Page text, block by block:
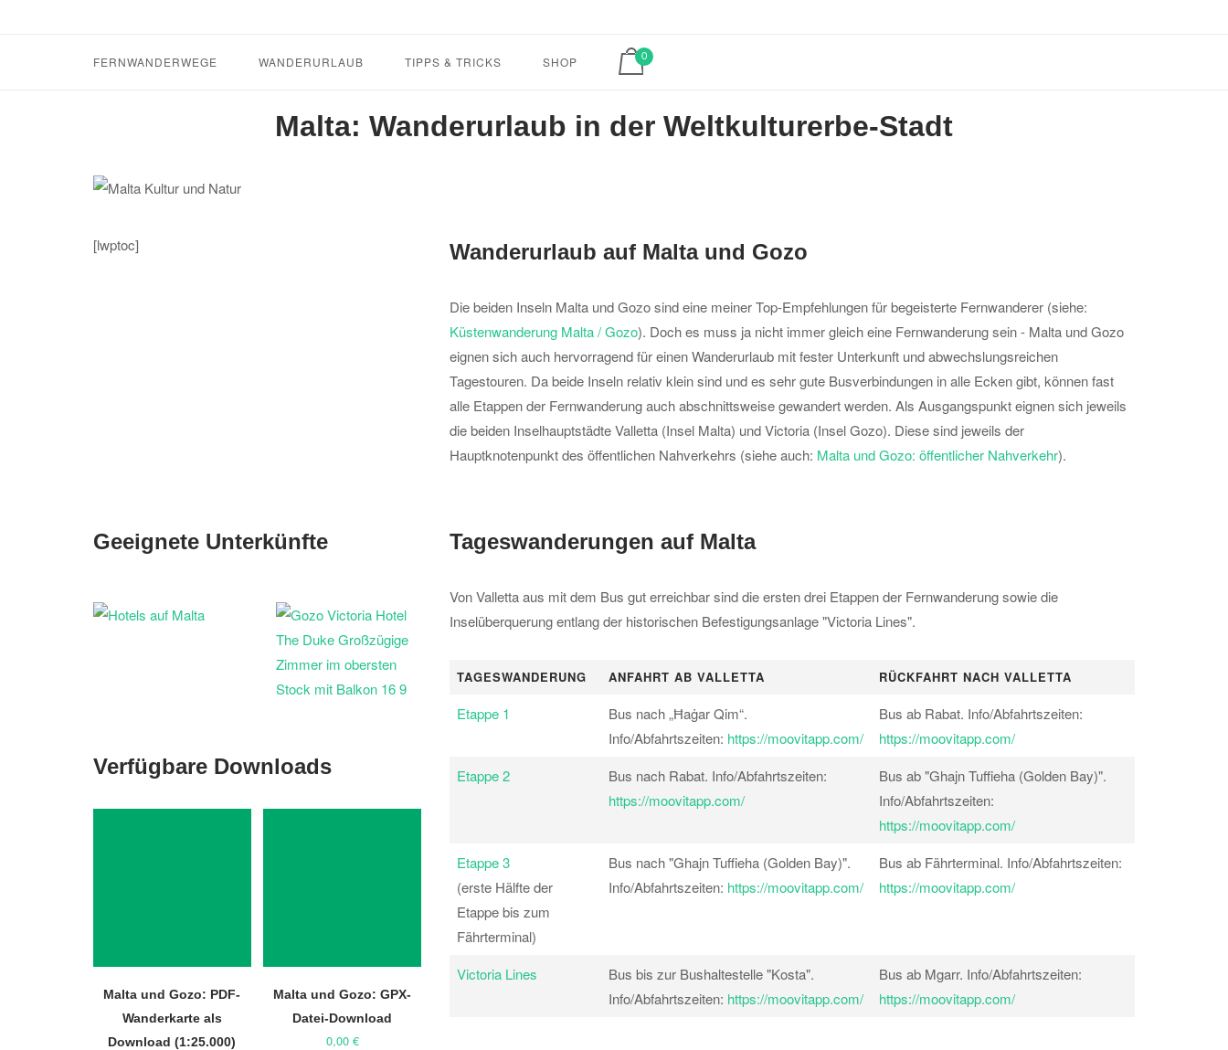
FERNWANDERWEGE WANDERURLAUB TIPPS & TRICKS SHOP
View shopping cart
0
Malta: Wanderurlaub in der Weltkulturerbe-Stadt
[lwptoc] Wanderurlaub auf Malta und Gozo
Die beiden Inseln Malta und Gozo sind eine meiner Top-Empfehlungen für begeisterte Fernwanderer (siehe:
Küstenwanderung Malta / Gozo). Doch es muss ja nicht immer gleich eine Fernwanderung sein - Malta und Gozo
eignen sich auch hervorragend für einen Wanderurlaub mit fester Unterkunft und abwechslungsreichen
Tagestouren. Da beide Inseln relativ klein sind und es sehr gute Busverbindungen in alle Ecken gibt, können fast
alle Etappen der Fernwanderung auch abschnittsweise gewandert werden. Als Ausgangspunkt eignen sich jeweils
die beiden Inselhauptstädte Valletta (Insel Malta) und Victoria (Insel Gozo). Diese sind jeweils der
Hauptknotenpunkt des öffentlichen Nahverkehrs (siehe auch: Malta und Gozo: öffentlicher Nahverkehr).
Geeignete Unterkünfte
Verfügbare Downloads
Malta und Gozo: PDF-
Wanderkarte als
Download (1:25.000)
Malta und Gozo: GPX-
Datei-Download
0,00 €
Tageswanderungen auf Malta
Von Valletta aus mit dem Bus gut erreichbar sind die ersten drei Etappen der Fernwanderung sowie die
Inselüberquerung entlang der historischen Befestigungsanlage "Victoria Lines".
TAGESWANDERUNG ANFAHRT AB VALLETTA RÜCKFAHRT NACH VALLETTA
Etappe 1
Bus nach „Ħaġar Qim“.
Info/Abfahrtszeiten: https://moovitapp.com/
Bus ab Rabat. Info/Abfahrtszeiten:
https://moovitapp.com/
Etappe 2
Bus nach Rabat. Info/Abfahrtszeiten:
https://moovitapp.com/
Bus ab "Ghajn Tuffieha (Golden Bay)".
Info/Abfahrtszeiten:
https://moovitapp.com/
Etappe 3
(erste Hälfte der
Etappe bis zum
Fährterminal)
Bus nach "Ghajn Tuffieha (Golden Bay)".
Info/Abfahrtszeiten: https://moovitapp.com/
Bus ab Fährterminal. Info/Abfahrtszeiten:
https://moovitapp.com/
Victoria Lines
Bus bis zur Bushaltestelle "Kosta".
Info/Abfahrtszeiten: https://moovitapp.com/
Bus ab Mgarr. Info/Abfahrtszeiten:
https://moovitapp.com/